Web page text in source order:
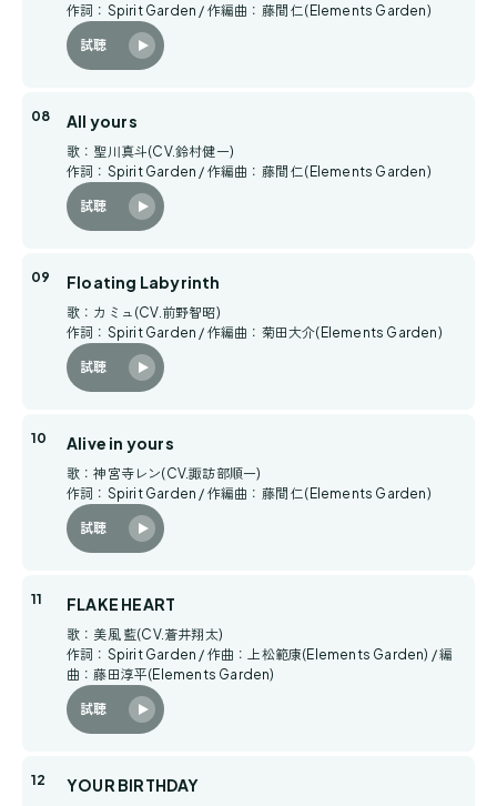
作詞：Spirit Garden / 作編曲：藤間 仁(Elements Garden)
試聴
All yours
歌：聖川真斗(CV.鈴村健一)
作詞：Spirit Garden / 作編曲：藤間 仁(Elements Garden)
試聴
Floating Labyrinth
歌：カミュ(CV.前野智昭)
作詞：Spirit Garden / 作編曲：菊田大介(Elements Garden)
試聴
Alive in yours
歌：神宮寺レン(CV.諏訪部順一)
作詞：Spirit Garden / 作編曲：藤間 仁(Elements Garden)
試聴
FLAKE HEART
歌：美風 藍(CV.蒼井翔太)
作詞：Spirit Garden / 作曲：上松範康(Elements Garden) / 編
曲：藤田淳平(Elements Garden)
試聴
YOUR BIRTHDAY